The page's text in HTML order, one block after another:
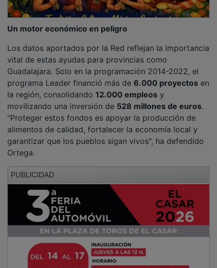
vital de estas ayudas para provincias como
Guadalajara. Solo en la programación 2014-2022, el
programa Leader financió más de6.000 proyectos
la región, consolidando12.000 empleos y
movilizando una inversión de528 millones de euros
"Proteger estos fondos es apoyar la producción de
alimentos de calidad, fortalecer la economía local y
garantizar que los pueblos sigan vivos", ha defendido
Ortega.